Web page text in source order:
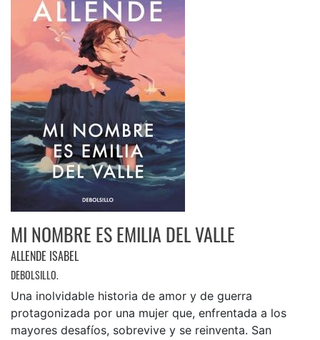
MI NOMBRE ES EMILIA DEL VALLE
ALLENDE ISABEL
DEBOLSILLO.
Una inolvidable historia de amor y de guerra
protagonizada por una mujer que, enfrentada a los
mayores desafíos, sobrevive y se reinventa. San